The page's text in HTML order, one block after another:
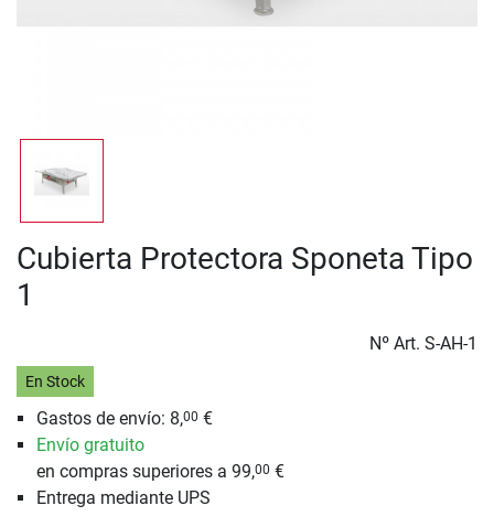
Cubierta Protectora Sponeta Tipo
1
Nº Art. S-AH-1
En Stock
Gastos de envío: 8,00 €
Envío gratuito
en compras superiores a 99,00 €
Entrega mediante UPS